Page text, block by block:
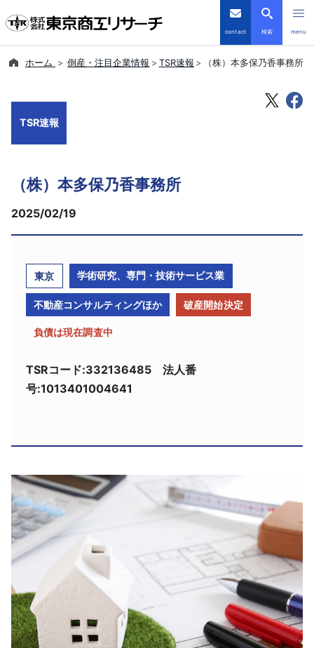
contact 検索 menu
優良企業サイト
導入事例
採用情報
よくあるご質問
ホーム 倒産・注目企業情報 TSR速報 （株）本多保乃香事務所
TSR速報
（株）本多保乃香事務所
2025/02/19
東京 学術研究、専門・技術サービス業
不動産コンサルティングほか 破産開始決定
負債は現在調査中
TSRコード:332136485 法人番
号:1013401004641